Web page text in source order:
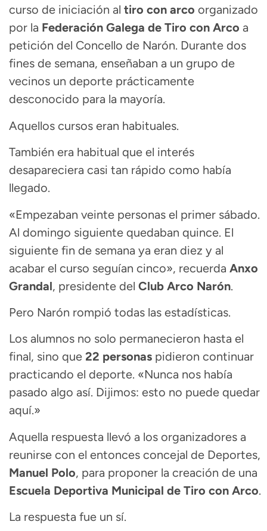
curso de iniciación al tiro con arco organizado
por la Federación Galega de Tiro con Arco a
petición del Concello de Narón. Durante dos
fines de semana, enseñaban a un grupo de
vecinos un deporte prácticamente
desconocido para la mayoría.
Aquellos cursos eran habituales.
También era habitual que el interés
desapareciera casi tan rápido como había
llegado.
«Empezaban veinte personas el primer sábado.
Al domingo siguiente quedaban quince. El
siguiente fin de semana ya eran diez y al
acabar el curso seguían cinco», recuerda Anxo
Grandal, presidente del Club Arco Narón.
Pero Narón rompió todas las estadísticas.
Los alumnos no solo permanecieron hasta el
final, sino que 22 personas pidieron continuar
practicando el deporte. «Nunca nos había
pasado algo así. Dijimos: esto no puede quedar
aquí.»
Aquella respuesta llevó a los organizadores a
reunirse con el entonces concejal de Deportes,
Manuel Polo, para proponer la creación de una
Escuela Deportiva Municipal de Tiro con Arco.
La respuesta fue un sí.